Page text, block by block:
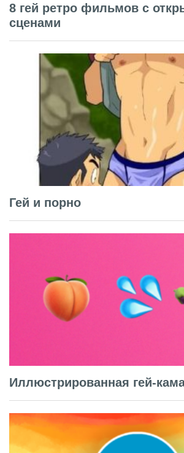
8 гей ретро фильмов с
сценами
Гей и порно
Иллюстрированная гей-